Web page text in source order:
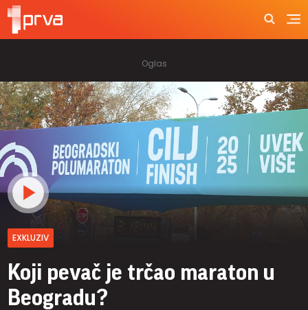
EXKLUZIV
Koji pevač je trčao maraton u
Beogradu?